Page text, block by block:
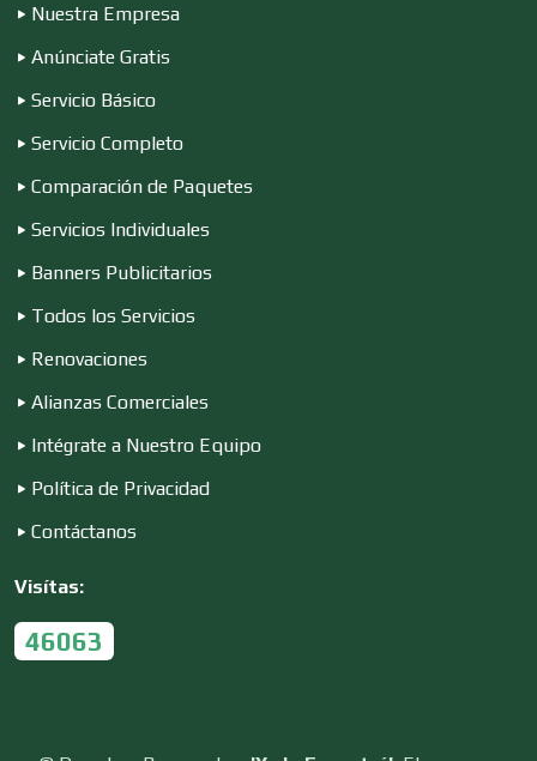
Electrónica
Elevadores y Ascensores
Empaques y Embalajes
Envases y Empaques
Nuestra Empresa
Anúnciate Gratis
Servicio Básico
Servicio Completo
Comparación de Paquetes
Servicios Individuales
Banners Publicitarios
Todos los Servicios
Renovaciones
Alianzas Comerciales
Intégrate a Nuestro Equipo
Política de Privacidad
Contáctanos
Visítas:
46063